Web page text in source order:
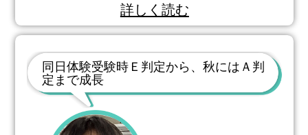
詳しく読む
同日体験受験時Ｅ判定から、秋にはＡ判
定まで成長